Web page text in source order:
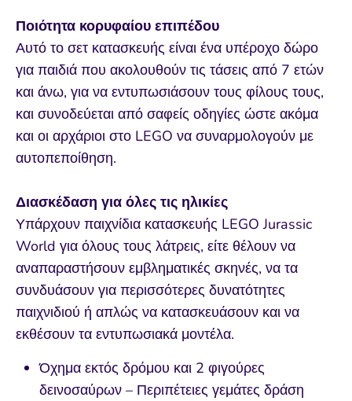
Ποιότητα κορυφαίου επιπέδου
Αυτό το σετ κατασκευής είναι ένα υπέροχο δώρο
για παιδιά που ακολουθούν τις τάσεις από 7 ετών
και άνω, για να εντυπωσιάσουν τους φίλους τους,
και συνοδεύεται από σαφείς οδηγίες ώστε ακόμα
και οι αρχάριοι στο LEGO να συναρμολογούν με
αυτοπεποίθηση.
Διασκέδαση για όλες τις ηλικίες
Υπάρχουν παιχνίδια κατασκευής LEGO Jurassic
World για όλους τους λάτρεις, είτε θέλουν να
αναπαραστήσουν εμβληματικές σκηνές, να τα
συνδυάσουν για περισσότερες δυνατότητες
παιχνιδιού ή απλώς να κατασκευάσουν και να
εκθέσουν τα εντυπωσιακά μοντέλα.
Όχημα εκτός δρόμου και 2 φιγούρες
δεινοσαύρων – Περιπέτειες γεμάτες δράση